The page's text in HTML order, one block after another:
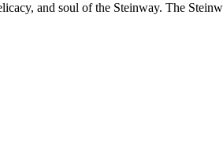
and soul of the Steinway. The